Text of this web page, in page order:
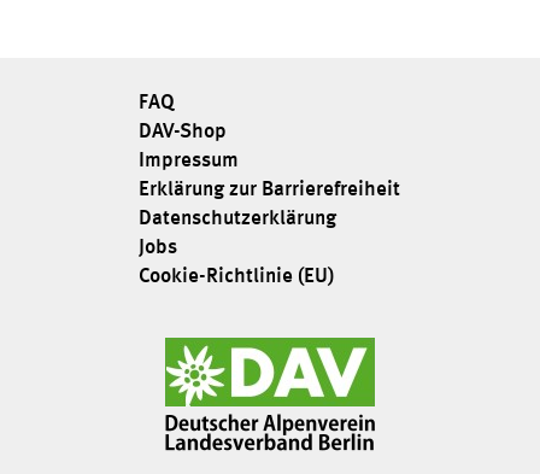
FAQ
DAV-Shop
Impressum
Erklärung zur Barrierefreiheit
Datenschutzerklärung
Jobs
Cookie-Richtlinie (EU)